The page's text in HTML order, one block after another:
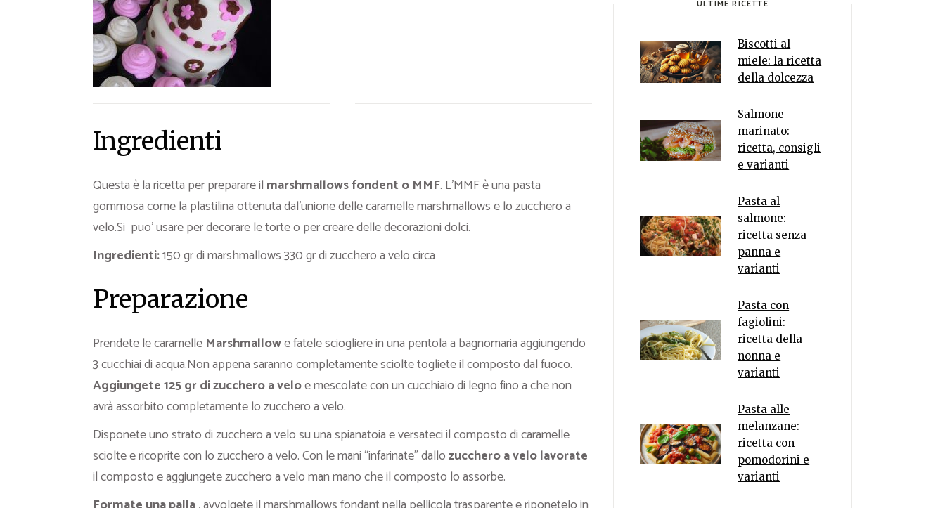
Ricette Piatti unici
Ricette Pesce
Video Ricette
Ingredienti
Questa è la ricetta per preparare il marshmallows fondent o MMF. L’MMF è una pasta
gommosa come la plastilina ottenuta dal’unione delle caramelle marshmallows e lo zucchero a
velo.Si puo’ usare per decorare le torte o per creare delle decorazioni dolci.
Ingredienti:150 gr di marshmallows 330 gr di zucchero a velo circa
Preparazione
Prendete le caramelle Marshmallowe fatele sciogliere in una pentola a bagnomaria aggiungendo
3 cucchiai di acqua.Non appena saranno completamente sciolte togliete il composto dal fuoco.
Aggiungete 125 gr di zucchero a veloe mescolate con un cucchiaio di legno fino a che non
avrà assorbito completamente lo zucchero a velo.
Disponete uno strato di zucchero a velo su una spianatoia e versateci il composto di caramelle
sciolte e ricoprite con lo zucchero a velo. Con le mani “infarinate” dallozucchero a velo lavorate
il composto e aggiungete zucchero a velo man mano che il composto lo assorbe.
ULTIME RICETTE
Biscotti al
miele: la ricetta
della dolcezza
Salmone
marinato:
ricetta, consigli
e varianti
Pasta al
salmone:
ricetta senza
panna e
varianti
Pasta con
fagiolini:
ricetta della
nonna e
varianti
Pasta alle
melanzane:
ricetta con
pomodorini e
varianti